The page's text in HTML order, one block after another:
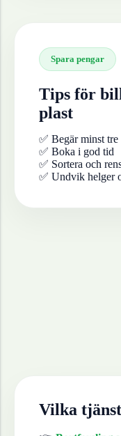
Spara pengar
Tips för
plast
✅ Begär minst
✅ Boka i god tid
✅ Sortera och
✅ Undvik helger
Vilka